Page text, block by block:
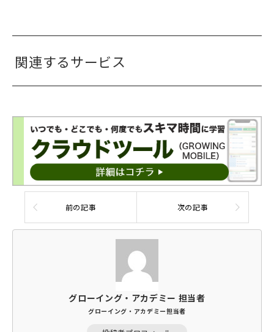
関連するサービス
前の記事 次の記事
グローイング・アカデミー 担当者
グローイング・アカデミー担当者